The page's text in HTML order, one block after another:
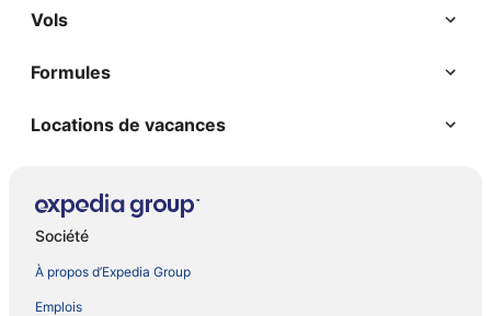
Vols
Formules
Locations de vacances
Société
À propos d’Expedia Group
Emplois